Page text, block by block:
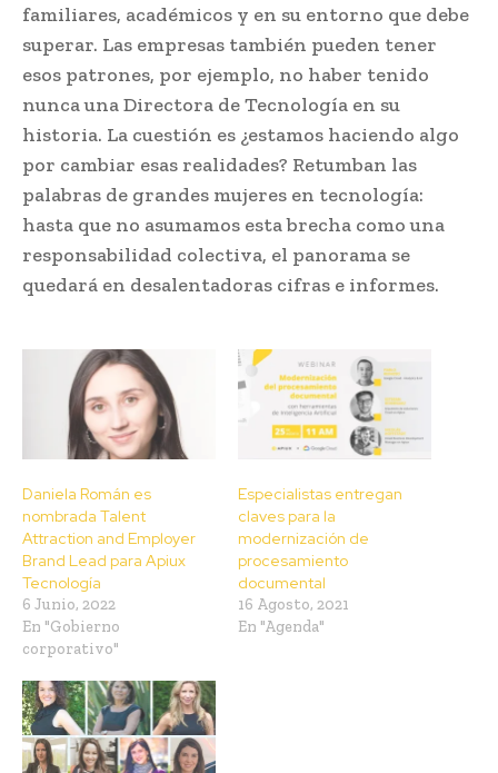
familiares, académicos y en su entorno que debe
superar. Las empresas también pueden tener
esos patrones, por ejemplo, no haber tenido
nunca una Directora de Tecnología en su
historia. La cuestión es ¿estamos haciendo algo
por cambiar esas realidades? Retumban las
palabras de grandes mujeres en tecnología:
hasta que no asumamos esta brecha como una
responsabilidad colectiva, el panorama se
quedará en desalentadoras cifras e informes.
Daniela Román es
nombrada Talent
Attraction and Employer
Brand Lead para Apiux
Tecnología
6 Junio, 2022
En "Gobierno
corporativo"
Especialistas entregan
claves para la
modernización de
procesamiento
documental
16 Agosto, 2021
En "Agenda"